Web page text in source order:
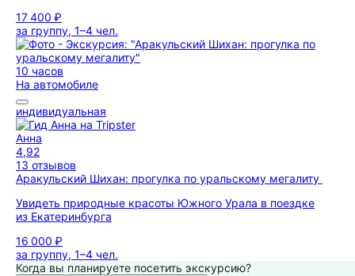
17 400 ₽
за группу, 1–4 чел.
10 часов
На автомобиле
индивидуальная
Анна
4,92
13 отзывов
Аракульский Шихан: прогулка по уральскому мегалиту
Увидеть природные красоты Южного Урала в поездке
из Екатеринбурга
16 000 ₽
за группу, 1–4 чел.
Когда вы планируете посетить экскурсию?